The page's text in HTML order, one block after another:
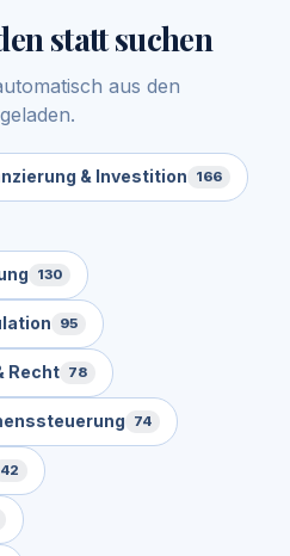
statt suchen
aus den
& Investition 166
130
95
Recht 78
74
42